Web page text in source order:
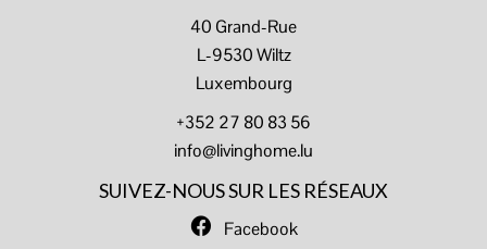
40 Grand-Rue
L-9530 Wiltz
Luxembourg
+352 27 80 83 56
info@livinghome.lu
SUIVEZ-NOUS SUR LES RÉSEAUX
Facebook